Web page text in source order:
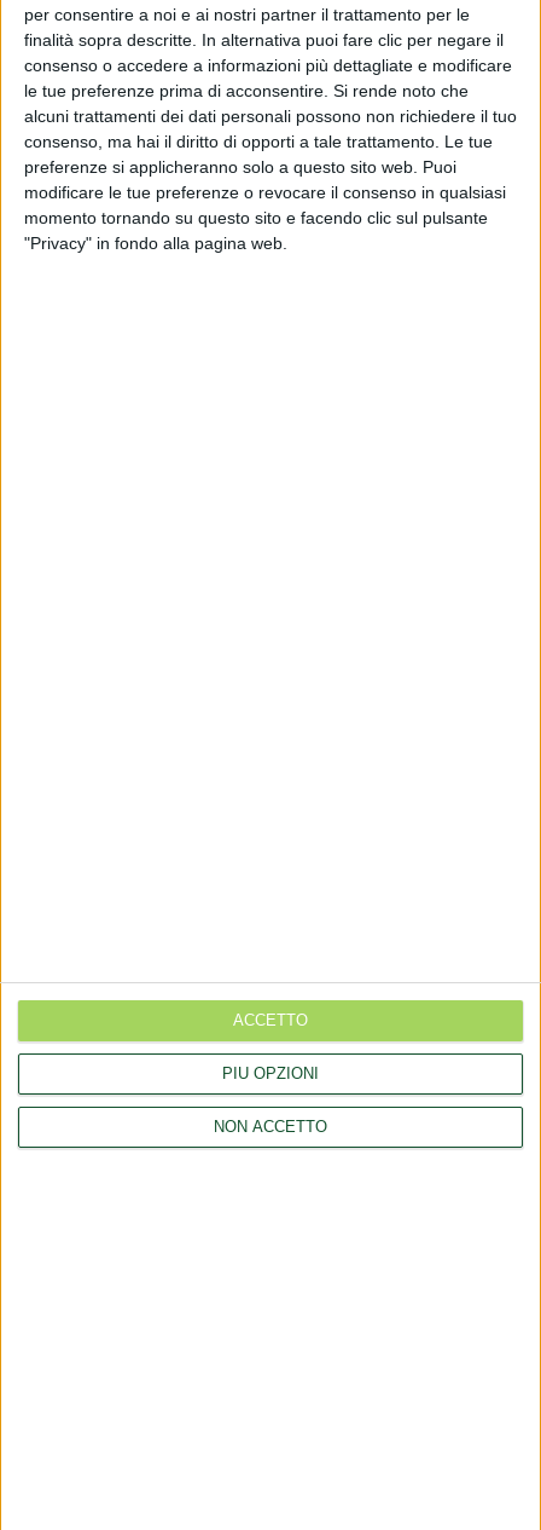
per consentire a noi e ai nostri partner il trattamento per le
finalità sopra descritte. In alternativa puoi fare clic per negare il
consenso o accedere a informazioni più dettagliate e modificare
le tue preferenze prima di acconsentire. Si rende noto che
alcuni trattamenti dei dati personali possono non richiedere il tuo
consenso, ma hai il diritto di opporti a tale trattamento. Le tue
preferenze si applicheranno solo a questo sito web. Puoi
modificare le tue preferenze o revocare il consenso in qualsiasi
momento tornando su questo sito e facendo clic sul pulsante
"Privacy" in fondo alla pagina web.
PIÙ OPZIONI
NON ACCETTO
ACCETTO
DIALFARM
Dialfarm Srl, fondata dal Dott. Renato Minasi, da oltre 25 anni
offre servizi di consulenza completi nell’ambito dell’assistenza
regolatoria per prodotti dietetici, integratori alimentari, prodotti
cosmetici e dispositivi medici.
Esposto all'AGCM di integratori "Anticaduta capelli"
Aggiornamento catalogo Novel food per Avena sativa L.